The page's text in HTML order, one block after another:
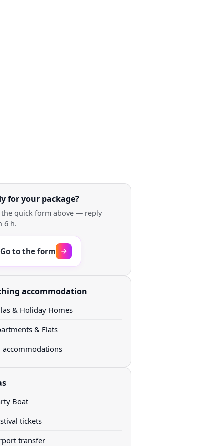
for your package?
the quick form above — reply
6 h.
to the form
accommodation
& Holiday Homes
& Flats
accommodations
Boat
tickets
transfer